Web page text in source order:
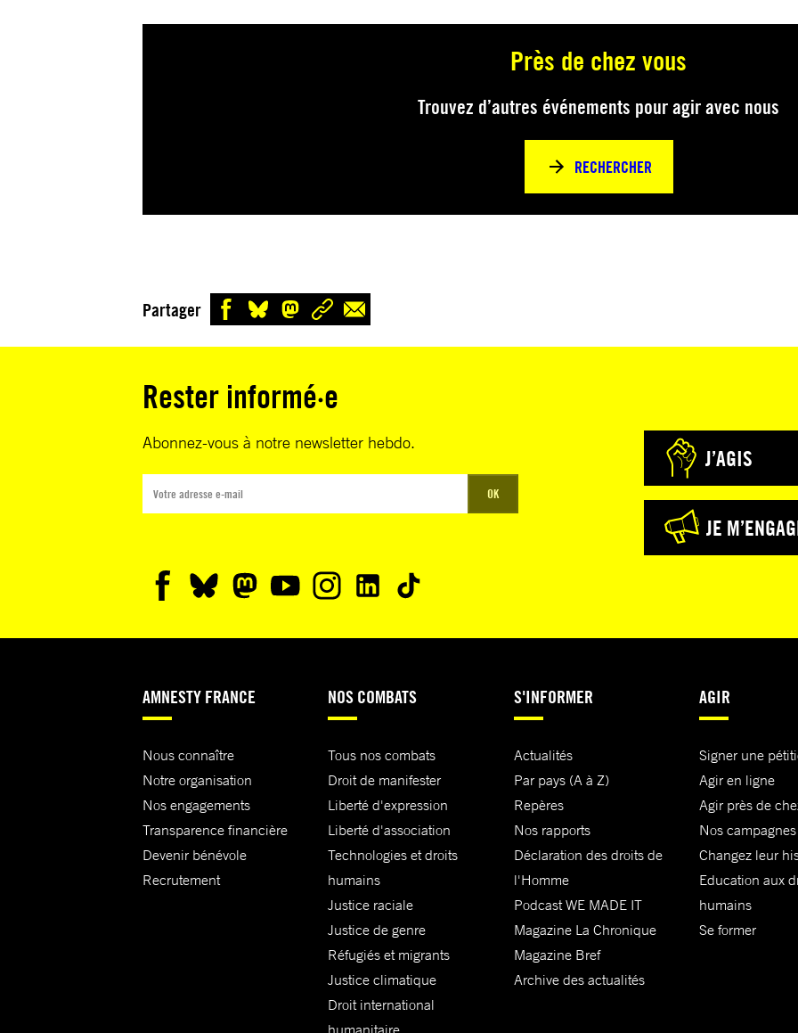
Près de chez vous
Trouvez d’autres événements pour agir avec nous
RECHERCHER
Partager
Rester informé·e
Abonnez-vous à notre newsletter hebdo.
OK
J’AGIS
JE
AMNESTY FRANCE
Nous connaître
Notre organisation
Nos engagements
Transparence financière
Devenir bénévole
Recrutement
NOS COMBATS
Tous nos combats
Droit de manifester
Liberté d'expression
Liberté d'association
Technologies et droits
humains
Justice raciale
Justice de genre
Réfugiés et migrants
Justice climatique
Droit international
humanitaire
S'INFORMER
Actualités
Par pays (A à Z)
Repères
Nos rapports
Déclaration des droits de
l'Homme
Podcast WE MADE IT
Magazine La Chronique
Magazine Bref
Archive des actualités
AGIR
Signer une
Agir en ligne
Agir près de
Nos campagnes
Changez leur
Education aux
humains
Se former